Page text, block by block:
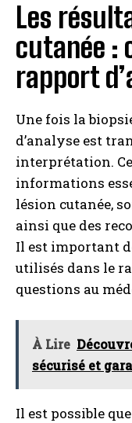
Les
cutanée :
rapport
Une fois la
d’analyse est
interprétation.
informations
lésion cutanée,
ainsi que des
Il est important
utilisés dans le
questions au
À Lire
sécurisé et
Il est possible